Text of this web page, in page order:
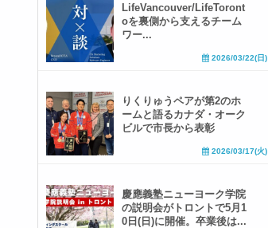
LifeVancouver/LifeToront
oを裏側から支えるチーム
ワー...
2026/03/22(日)
りくりゅうペアが第2のホ
ームと語るカナダ・オーク
ビルで市長から表彰
2026/03/17(火)
慶應義塾ニューヨーク学院
の説明会がトロントで5月1
0日(日)に開催。卒業後は...